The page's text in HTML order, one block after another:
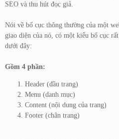
SEO và thu hút đọc giả.
Nói về bố cục thông thường của một
giao diện của nó, có một kiểu bố cục
dưới đây:
Gồm 4 phần:
Header (đầu trang)
Menu (danh mục)
Content (nội dung của trang)
Footer (chân trang)